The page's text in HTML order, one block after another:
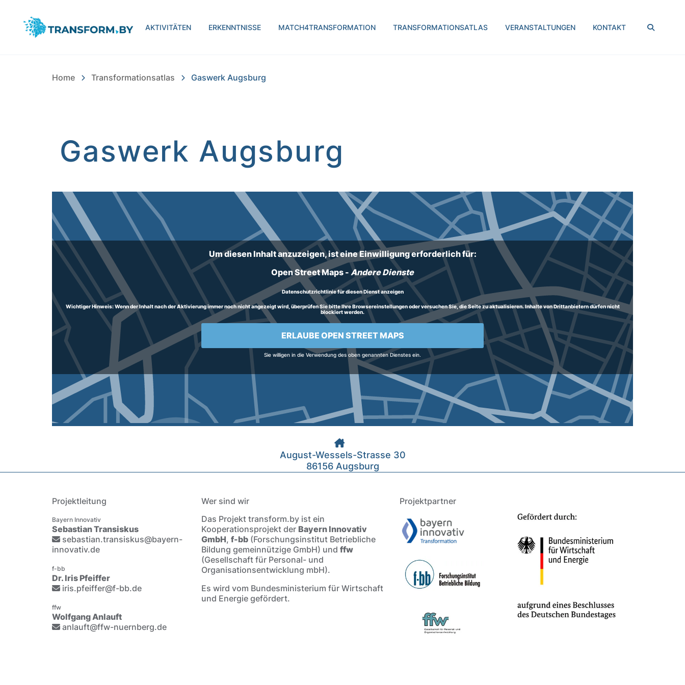
Bayern Innovativ GmbH | transform.by
AKTIVITÄTEN ERKENNTNISSE MATCH4TRANSFORMATION TRANSFORMATIONSATLAS VERANSTALTUNGEN KONTAKT
Home Transformationsatlas Gaswerk Augsburg
Gaswerk Augsburg
Inhalt
Um diesen Inhalt anzuzeigen, ist eine Einwilligung erforderlich für:
Open Street Maps - Andere Dienste
Datenschutzrichtlinie für diesen Dienst anzeigen
Wichtiger Hinweis:Wenn der Inhalt nach der Aktivierung immer noch nicht angezeigt wird, überprüfen Sie bitte Ihre Browsereinstellungen oder versuchen Sie, die Seite zu aktualisieren. Inhalte von Drittanbietern dürfen nicht
blockiert werden.
ERLAUBE OPEN STREET MAPS
Sie willigen in die Verwendung des oben genannten Dienstes ein.
August-Wessels-Strasse 30
86156 Augsburg
Projektleitung
Bayern Innovativ
Sebastian Transiskus
sebastian.transiskus@bayern-
innovativ.de
f-bb
Dr. Iris Pfeiffer
iris.pfeiffer@f-bb.de
ffw
Wolfgang Anlauft
anlauft@ffw-nuernberg.de
Wer sind wir
Das Projekt transform.by ist ein
Kooperationsprojekt der Bayern Innovativ
GmbH, f-bb(Forschungsinstitut Betriebliche
Bildung gemeinnützige GmbH) und ffw
(Gesellschaft für Personal- und
Organisationsentwicklung mbH).
Es wird vom Bundesministerium für Wirtschaft
und Energie gefördert.
Projektpartner